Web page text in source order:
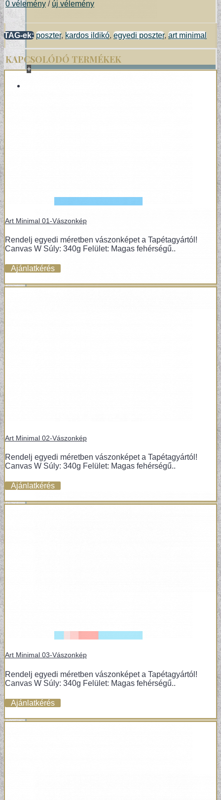
+
VÁSZONKÉP
0 vélemény / új vélemény
TAG-ek: poszter, kardos ildikó, egyedi poszter, art minimal
KAPCSOLÓDÓ TERMÉKEK
Art Minimal 01-Vászonkép
Rendelj egyedi méretben vászonképet a Tapétagyártól!
Canvas W Súly: 340g Felület: Magas fehérségű..
Ajánlatkérés
Art Minimal 02-Vászonkép
Rendelj egyedi méretben vászonképet a Tapétagyártól!
Canvas W Súly: 340g Felület: Magas fehérségű..
Ajánlatkérés
Art Minimal 03-Vászonkép
Rendelj egyedi méretben vászonképet a Tapétagyártól!
Canvas W Súly: 340g Felület: Magas fehérségű..
Ajánlatkérés